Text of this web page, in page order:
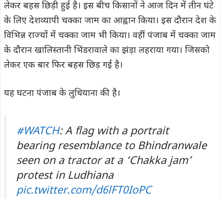
लेकर बहस छिड़ी हुई है। इस बीच किसानों ने आज दिन में तीन घंटे
के लिए देशव्यापी चक्का जाम का आह्वान किया। इस दौरान देश के
विभिन्न राज्यों में चक्का जाम भी किया। वहीं पंजाब में चक्का जाम
के दौरान खालिस्तानी भिंडरावाले का झंड़ा लहराया गया। जिसको
लेकर एक बार फिर बहस छिड़ गई है।
यह घटना पंजाब के लुधियाना की है।
#WATCH: A flag with a portrait
bearing resemblance to Bhindranwale
seen on a tractor at a ‘Chakka jam’
protest in Ludhiana
pic.twitter.com/d6lFT0IoPC